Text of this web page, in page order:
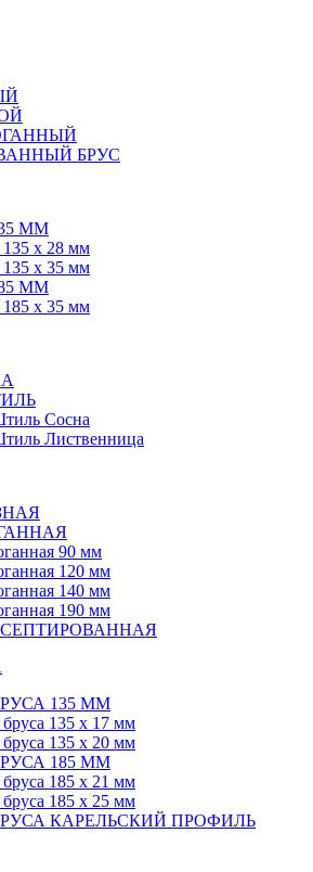
БРУС
ММ
х 28 мм
х 35 мм
ММ
х 35 мм
Сосна
Лиственница
90 мм
120 мм
140 мм
190 мм
135 ММ
135 х 17 мм
135 х 20 мм
185 ММ
185 х 21 мм
185 х 25 мм
КАРЕЛЬСКИЙ ПРОФИЛЬ